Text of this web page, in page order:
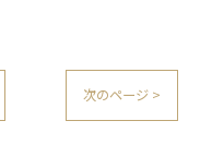
次のページ >